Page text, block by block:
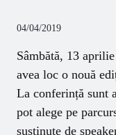
04/04/2019
Sâmbătă, 13
avea loc o nouă
La conferință sunt
pot alege pe
susținute de